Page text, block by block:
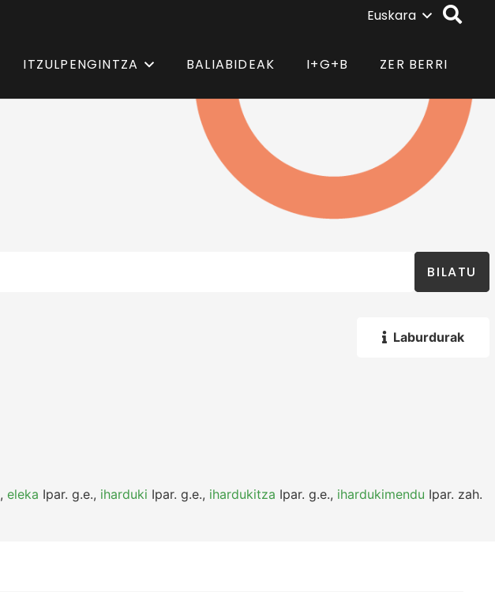
Euskara
ITZULPENGINTZA BALIABIDEAK I+G+B ZER BERRI
BILATU
Laburdurak
, eleka Ipar. g.e., iharduki Ipar. g.e., ihardukitza Ipar. g.e., ihardukimendu Ipar. zah.